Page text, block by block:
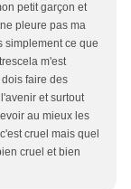
petit garçon et
pleure pas ma
ce que
m'est
faire des
et surtout
au mieux les
cruel mais quel
cruel et bien